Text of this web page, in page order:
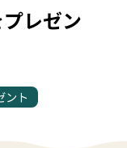
レゼン
ント